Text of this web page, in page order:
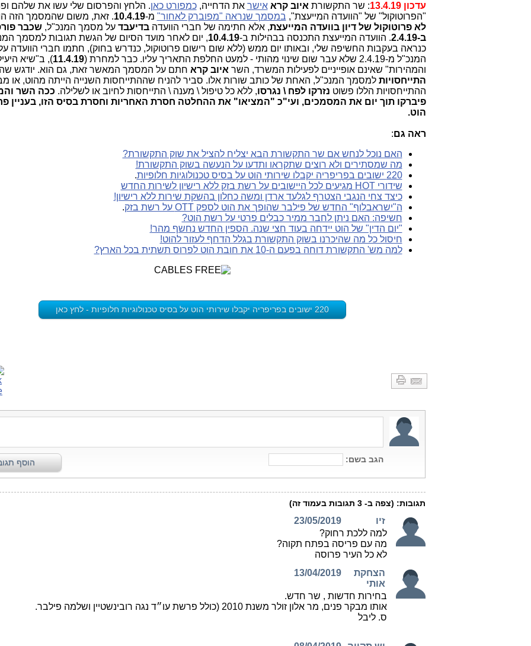
עדכון 13.4.19 : שר התקשורת איוב קרא אישר את הדחייה,כמפורט כאן. הלחץ והפרסום שלי עשו את שלהם
"הפרוטוקול" של "הוועדה המייעצת", במסמך שנראה "מפוברק לאחור" מ-10.4.19. זאת, משום שהמסמך הזה
לא פרוטוקול של דיון בוועדה המייעצת, אלא חתימה של חברי הוועדהבדיעבדעל מסמך המנכ"ל,שכבר
ב-2.4.19
. הוועדה המייעצת התכנסה בבהילות ב-10.4.19, יום לאחר מועד הסיום של הגשת תגובות למסמך
כנראה בעקבות החשיפה שלי, ובאותו יום ממש (ללא שום רישום פרוטוקול, כנדרש בחוק), חתמו חברי הוועדה
המנכ"ל מ-2.4.19 שלא עבר שום שינוי מהותי - למעט החלפת התאריך עליו. כבר למחרת (
11.4.19), ב"שיא
והמהירות" שאינם אופייניים לפעילות המשרד, השר איוב קרא חתם על המסמך המאשר זאת, גם הוא. יודגש
התייחסויות למסמך המנכ"ל, האחת של כותב שורות אלו. סביר להניח שההתייחסות השנייה הייתה מהוט, או
ההתייחסויות הללו פשוט נזרקו לפח \ נגרסו, ללא כל טיפול \ מענה \ התייחסות לחיוב או לשלילה. ככה השר
פיברקו תוך יום את המסמכים, ועי"כ "המציאו" את ההחלטה חסרת האחריות וחסרת בסיס הזו, בעניין
הוט.
ראה גם:
האם נוכל לנחש אם שר התקשורת הבא יצליח להציל את שוק התקשורת?
מה שמסתירים ולא רוצים שתקראו ותדעו על הנעשה בשוק התקשורת!
220 ישובים בפריפריה יקבלו שירותי הוט על בסיס טכנולוגיות חלופיות
.
שידורי HOT מגיעים לכל היישובים על רשת בזק ללא רישיון לשירות החדש
כיצד צחי הנגבי הצטרף לגלעד ארדן ומשה כחלון בהשקת שירות ללא רישיון!
ה"ישראבלוף" החדש של פילבר שהופך את הוט לספק OTT על רשת בזק
.
חשיפה: האם ניתן לחבר ממיר כבלים פרטי על רשת הוט?
"יום הדין" של הוט יידחה בעוד חצי שנה. הספין החדש נחשף מהר!
חיסול כל מה שהיכרנו בשוק התקשורת בגלל הדחף לעזור להוט!
למה מש' התקשורת דוחה בפעם ה-10 את חובת הוט לפרוס תשתית בכל הארץ?
220 ישובים בפריפריה יקבלו שירותי הוט על בסיס טכנולוגיות חלופיות - לחץ כאן